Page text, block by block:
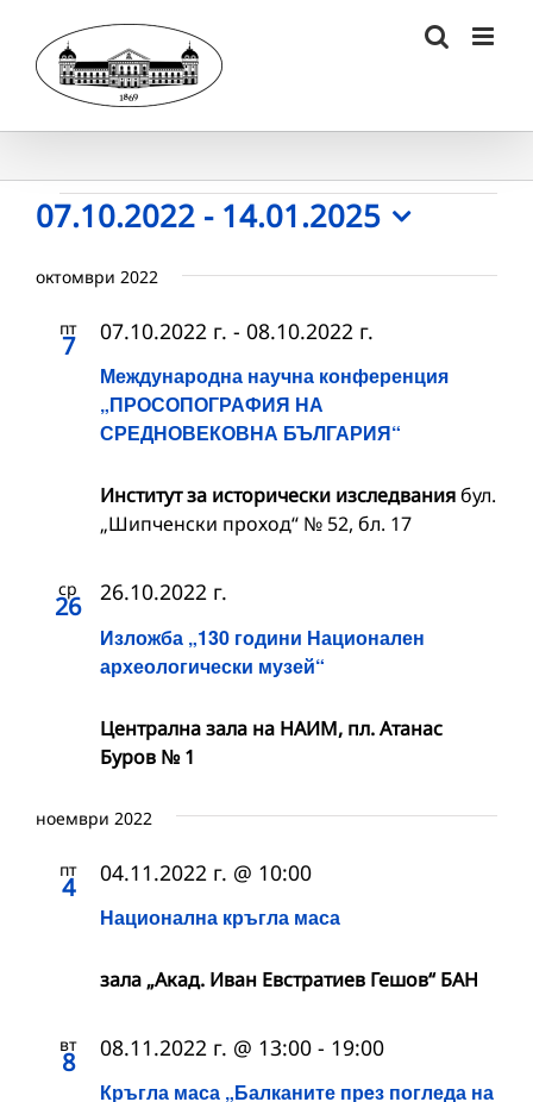
content
Събития
07.10.2022 - 14.01.2025
date.
октомври 2022
пт
7
Международна научна конференция
„ПРОСОПОГРАФИЯ НА
СРЕДНОВЕКОВНА БЪЛГАРИЯ“
07.10.2022 г. - 08.10.2022 г.
Институт за исторически изследваниябул.
„Шипченски проход“ № 52, бл. 17
ср
26
Изложба „130 години Национален
археологически музей“
26.10.2022 г.
Централна зала на НАИМ, пл. Атанас
Буров № 1
ноември 2022
пт
4
Национална кръгла маса
04.11.2022 г. @ 10:00
зала „Акад. Иван Евстратиев Гешов“ БАН
вт
8
Кръгла маса „Балканите прeз погледа на
08.11.2022 г. @ 13:00 - 19:00